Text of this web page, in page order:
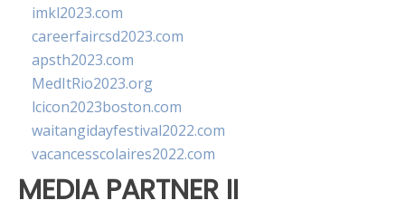
imkl2023.com
careerfaircsd2023.com
apsth2023.com
MedItRio2023.org
lcicon2023boston.com
waitangidayfestival2022.com
vacancesscolaires2022.com
MEDIA PARTNER II